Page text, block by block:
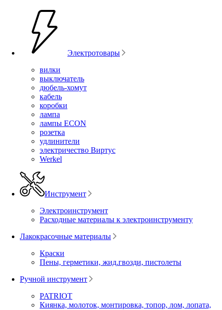
Электротовары
вилки
выключатель
дюбель-хомут
кабель
коробки
лампа
лампы ECON
розетка
удлинители
электричество Виртус
Werkel
Инструмент
Электроинструмент
Расходные материалы к электроинструменту
Лакокрасочные материалы
Краски
Пены, герметики, жид.гвозди, пистолеты
Ручной инструмент
PATRIOT
Киянка, молоток, монтировка, топор, лом, лопата,